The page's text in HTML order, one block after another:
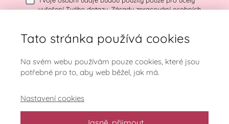
vyřešení Tvého dotazu. Zásady zpracování osobních
Odeslat dotaz
Tato stránka používá cookies
Na svém webu používám pouze cookies, které jsou
potřebné pro to, aby web běžel, jak má.
Nastavení cookies